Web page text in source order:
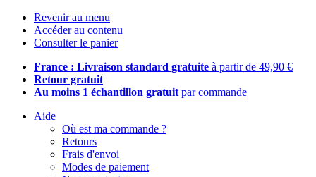
Revenir au menu
Accéder au contenu
Consulter le panier
France : Livraison standard gratuite à partir de 49,90 €
Retour gratuit
Au moins 1 échantillon gratuit par commande
Aide
Où est ma commande ?
Retours
Frais d'envoi
Modes de paiement